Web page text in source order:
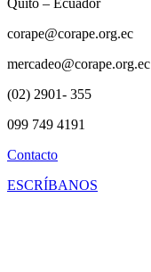
Quito – Ecuador
corape@corape.org.ec
mercadeo@corape.org.ec
(02) 2901- 355
099 749 4191
Contacto
ESCRÍBANOS